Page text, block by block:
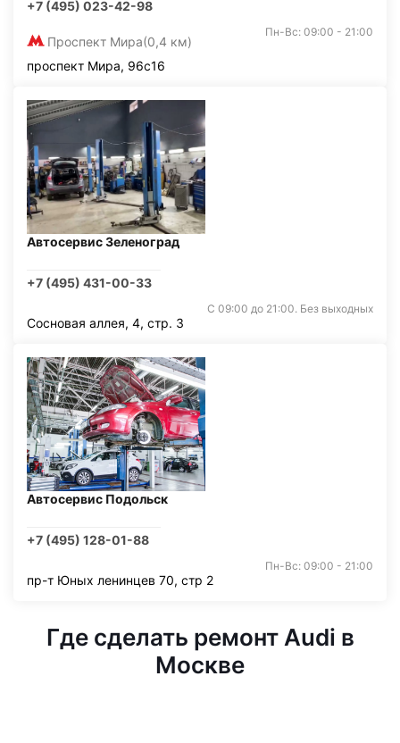
+7 (495) 023-42-98
Проспект Мира(0,4 км)
Пн-Вс: 09:00 - 21:00
проспект Мира, 96с16
Автосервис Зеленоград
+7 (495) 431-00-33
С 09:00 до 21:00. Без выходных
Сосновая аллея, 4, стр. 3
Автосервис Подольск
+7 (495) 128-01-88
Пн-Вс: 09:00 - 21:00
пр-т Юных ленинцев 70, стр 2
Где сделать ремонт Audi в
Москве